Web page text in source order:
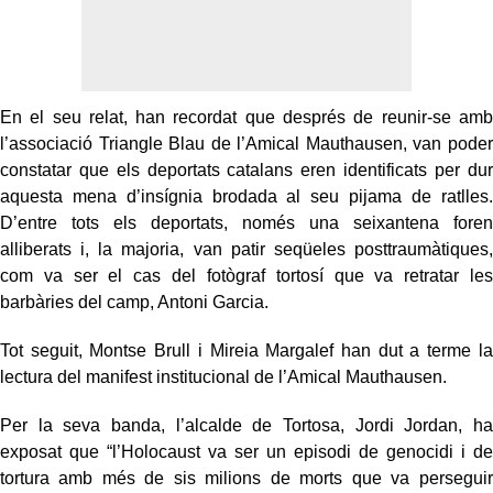
En el seu relat, han recordat que després de reunir-se amb
l’associació Triangle Blau de l’Amical Mauthausen, van poder
constatar que els deportats catalans eren identificats per dur
aquesta mena d’insígnia brodada al seu pijama de ratlles.
D’entre tots els deportats, només una seixantena foren
alliberats i, la majoria, van patir seqüeles posttraumàtiques,
com va ser el cas del fotògraf tortosí que va retratar les
barbàries del camp, Antoni Garcia.
Tot seguit, Montse Brull i Mireia Margalef han dut a terme la
lectura del manifest institucional de l’Amical Mauthausen.
Per la seva banda, l’alcalde de Tortosa, Jordi Jordan, ha
exposat que “l’Holocaust va ser un episodi de genocidi i de
tortura amb més de sis milions de morts que va perseguir